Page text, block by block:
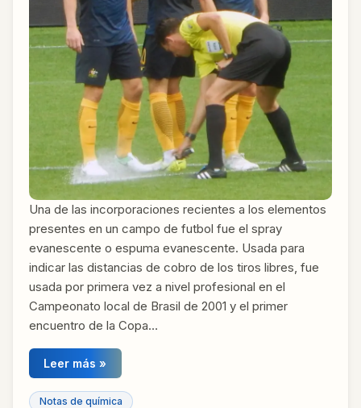
Una de las incorporaciones recientes a los elementos
presentes en un campo de futbol fue el spray
evanescente o espuma evanescente. Usada para
indicar las distancias de cobro de los tiros libres, fue
usada por primera vez a nivel profesional en el
Campeonato local de Brasil de 2001 y el primer
encuentro de la Copa…
Leer más »
Notas de química